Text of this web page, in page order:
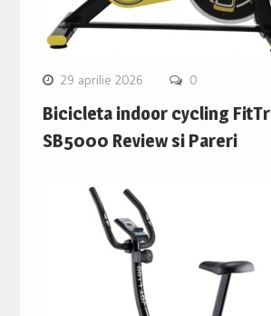
29 aprilie 2026 0
Bicicleta indoor cycling
SB5000 Review si Pareri